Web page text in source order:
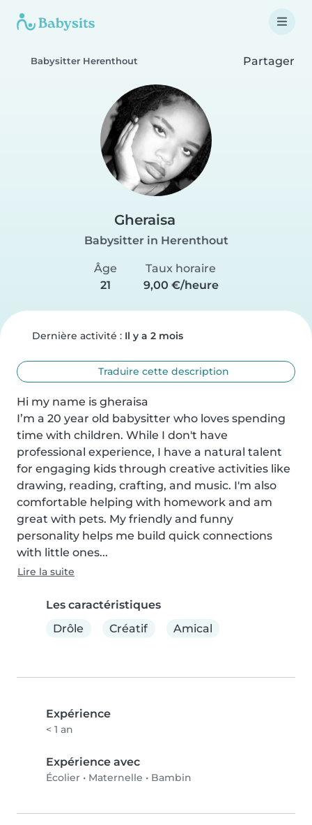
Babysitter Herenthout Partager
Gheraisa
Babysitter in Herenthout
Âge
21
Taux horaire
9,00 €/heure
Dernière activité : Il y a 2 mois
Traduire cette description
Hi my name is gheraisa
I’m a 20 year old babysitter who loves spending
time with children. While I don't have
professional experience, I have a natural talent
for engaging kids through creative activities like
drawing, reading, crafting, and music. I'm also
comfortable helping with homework and am
great with pets. My friendly and funny
personality helps me build quick connections
with little ones...
Lire la suite
Les caractéristiques
Drôle
Créatif Amical
Expérience
< 1 an
Expérience avec
Écolier • Maternelle • Bambin